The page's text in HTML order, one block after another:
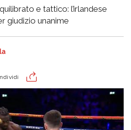
e tattico: l’irlandese
giudizio unanime